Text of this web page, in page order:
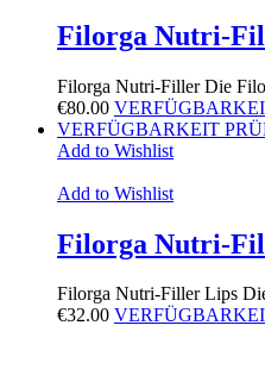
Filorga Nutri-
Filorga Nutri-Filler Die
€80.00
VERFÜGBARKEIT
Add to Wishlist
Add to Wishlist
Filorga Nutri-
Filorga Nutri-Filler Lips
€32.00